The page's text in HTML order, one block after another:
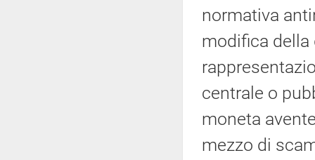
normativa
modifica della
centrale o
moneta
mezzo di